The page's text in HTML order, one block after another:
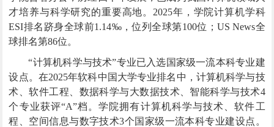
才培养与科学研究的重要高地。 2025年，学院计算机学科
ESI排名跻身全球前1.14‰ ，位列全球第100位； US News全
球排名第86位。
“计算机科学与技术”专业已入选国家级一流本科专业建
设点。在2025年软科中国大学专业排名中，计算机科学与技
术、软件工程、数据科学与大数据技术、智能科学与技术4
个专业获评“A”档。学院拥有计算机科学与技术、软件工
程、空间信息与数字技术3个国家级一流本科专业建设点 。